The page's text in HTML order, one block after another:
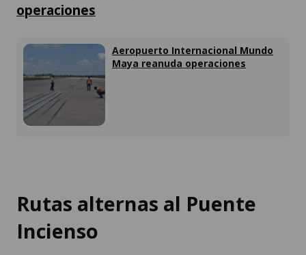
operaciones
Aeropuerto Internacional Mundo
Maya reanuda operaciones
Rutas alternas al Puente
Incienso